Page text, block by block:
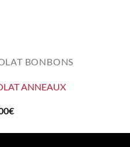
BONBONS
ANNEAUX
€